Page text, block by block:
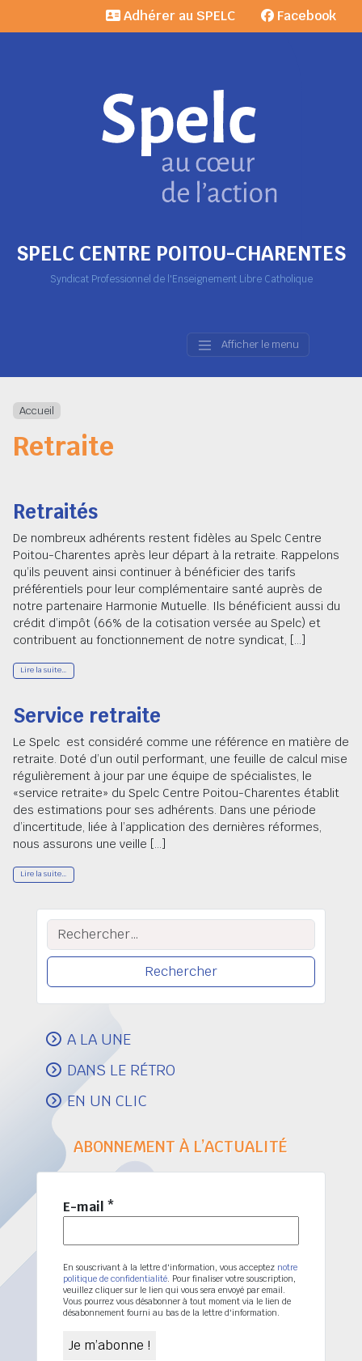
SPELC CENTRE POITOU-CHARENTES
Syndicat Professionnel de l'Enseignement Libre Catholique
Adhérer au SPELC Facebook
Afficher le menu
Accueil
Retraite
Retraités
De nombreux adhérents restent fidèles au Spelc Centre
Poitou-Charentes après leur départ à la retraite. Rappelons
qu’ils peuvent ainsi continuer à bénéficier des tarifs
préférentiels pour leur complémentaire santé auprès de
notre partenaire Harmonie Mutuelle. Ils bénéficient aussi du
crédit d’impôt (66% de la cotisation versée au Spelc) et
contribuent au fonctionnement de notre syndicat, […]
Lire la suite…
Service retraite
Le Spelc est considéré comme une référence en matière de
retraite. Doté d’un outil performant, une feuille de calcul mise
régulièrement à jour par une équipe de spécialistes, le
«service retraite» du Spelc Centre Poitou-Charentes établit
des estimations pour ses adhérents. Dans une période
d’incertitude, liée à l’application des dernières réformes,
nous assurons une veille […]
Lire la suite…
Rechercher :
A LA UNE
DANS LE RÉTRO
EN UN CLIC
ABONNEMENT À L’ACTUALITÉ
E-mail *
En souscrivant à la lettre d'information, vous acceptez notre
politique de confidentialité. Pour finaliser votre souscription,
veuillez cliquer sur le lien qui vous sera envoyé par email.
Vous pourrez vous désabonner à tout moment via le lien de
désabonnement fourni au bas de la lettre d'information.